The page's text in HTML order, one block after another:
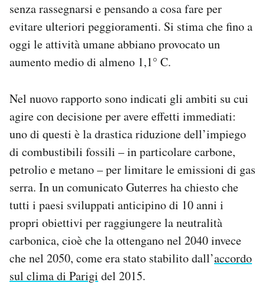
senza rassegnarsi e pensando a cosa fare per
evitare ulteriori peggioramenti. Si stima che fino a
oggi le attività umane abbiano provocato un
aumento medio di almeno 1,1° C.
Nel nuovo rapporto sono indicati gli ambiti su cui
agire con decisione per avere effetti immediati:
uno di questi è la drastica riduzione dell’impiego
di combustibili fossili – in particolare carbone,
petrolio e metano – per limitare le emissioni di gas
serra. In un comunicato Guterres ha chiesto che
tutti i paesi sviluppati anticipino di 10 anni i
propri obiettivi per raggiungere la neutralità
carbonica, cioè che la ottengano nel 2040 invece
che nel 2050, come era stato stabilito dall’accordo
sul clima di Parigi del 2015.